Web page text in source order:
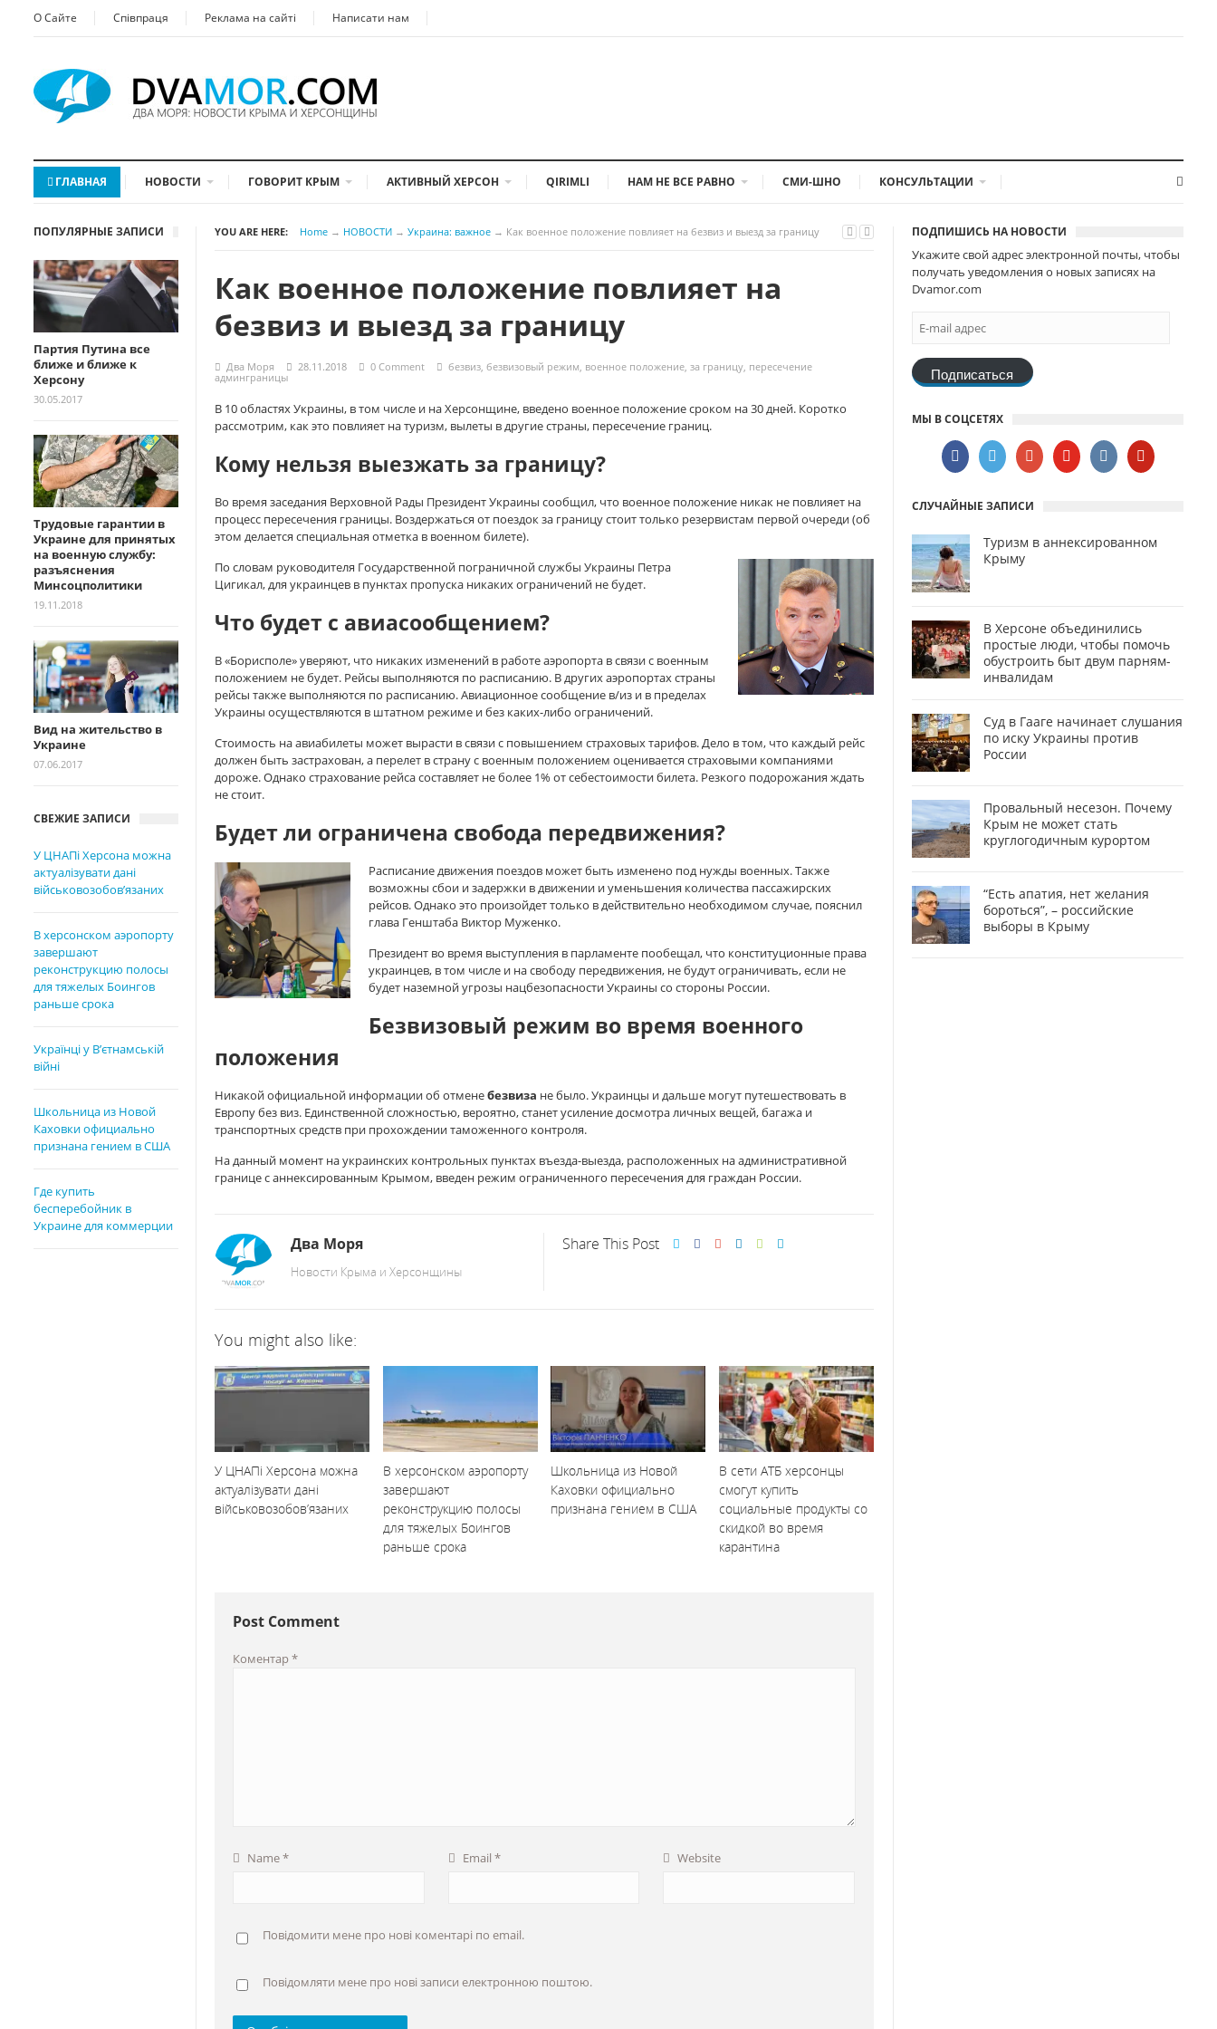
О Сайте Співпраця Реклама на сайті Написати нам
ГЛАВНАЯ НОВОСТИ ГОВОРИТ КРЫМ АКТИВНЫЙ ХЕРСОН QIRIMLI НАМ НЕ ВСЕ РАВНО СМИ-ШНО КОНСУЛЬТАЦИИ
YOU ARE HERE: Home → НОВОСТИ → Украина: важное → Как военное положение повлияет на безвиз и выезд за границу
Как военное положение повлияет на
безвиз и выезд за границу
Два Моря 28.11.2018 0 Comment безвиз, безвизовый режим, военное положение, за границу, пересечение
админграницы
В 10 областях Украины, в том числе и на Херсонщине, введено военное положение сроком на 30 дней. Коротко
рассмотрим, как это повлияет на туризм, вылеты в другие страны, пересечение границ.
Кому нельзя выезжать за границу?
Во время заседания Верховной Рады Президент Украины сообщил, что военное положение никак не повлияет на
процесс пересечения границы. Воздержаться от поездок за границу стоит только резервистам первой очереди (об
этом делается специальная отметка в военном билете).
По словам руководителя Государственной пограничной службы Украины Петра
Цигикал, для украинцев в ​​пунктах пропуска никаких ограничений не будет.
Что будет с авиасообщением?
В «Борисполе» уверяют, что никаких изменений в работе аэропорта в связи с военным
положением не будет. Рейсы выполняются по расписанию. В других аэропортах страны
рейсы также выполняются по расписанию. Авиационное сообщение в/из и в пределах
Украины осуществляются в штатном режиме и без каких-либо ограничений.
Стоимость на авиабилеты может вырасти в связи с повышением страховых тарифов. Дело в том, что каждый рейс
должен быть застрахован, а перелет в страну с военным положением оценивается страховыми компаниями
дороже. Однако страхование рейса составляет не более 1% от себестоимости билета. Резкого подорожания ждать
не стоит.
Будет ли ограничена свобода передвижения?
Расписание движения поездов может быть изменено под нужды военных. Также
возможны сбои и задержки в движении и уменьшения количества пассажирских
рейсов. Однако это произойдет только в действительно необходимом случае, пояснил
глава Генштаба Виктор Муженко.
Президент во время выступления в парламенте пообещал, что конституционные права
украинцев, в том числе и на свободу передвижения, не будут ограничивать, если не
будет наземной угрозы нацбезопасности Украины со стороны России.
Безвизовый режим во время военного
положения
Никакой официальной информации об отменебезвиза не было. Украинцы и дальше могут путешествовать в
Европу без виз. Единственной сложностью, вероятно, станет усиление досмотра личных вещей, багажа и
транспортных средств при прохождении таможенного контроля.
На данный момент на украинских контрольных пунктах въезда-выезда, расположенных на административной
границе с аннексированным Крымом, введен режим ограниченного пересечения для граждан России.
Два Моря
Новости Крыма и Херсонщины
Share This Post
You might also like:
У ЦНАПі Херсона можна
актуалізувати дані
військовозобов’язаних
В херсонском аэропорту
завершают
реконструкцию полосы
для тяжелых Боингов
раньше срока
Школьница из Новой
Каховки официально
признана гением в США
В сети АТБ херсонцы
смогут купить
социальные продукты со
скидкой во время
карантина
Post Comment
Коментар*
Name* Email * Website
Повідомити мене про нові коментарі по email.
Повідомляти мене про нові записи електронною поштою.
ПОПУЛЯРНЫЕ ЗАПИСИ
Партия Путина все
ближе и ближе к
Херсону
30.05.2017
Трудовые гарантии в
Украине для принятых
на военную службу:
разъяснения
Минсоцполитики
19.11.2018
Вид на жительство в
Украине
07.06.2017
СВЕЖИЕ ЗАПИСИ
У ЦНАПі Херсона можна
актуалізувати дані
військовозобов’язаних
В херсонском аэропорту
завершают
реконструкцию полосы
для тяжелых Боингов
раньше срока
Українці у В’єтнамській
війні
Школьница из Новой
Каховки официально
признана гением в США
Где купить
бесперебойник в
Украине для коммерции
ПОДПИШИСЬ НА НОВОСТИ
Укажите свой адрес электронной почты, чтобы
получать уведомления о новых записях на
Dvamor.com
Подписаться
МЫ В СОЦСЕТЯХ
СЛУЧАЙНЫЕ ЗАПИСИ
Туризм в аннексированном
Крыму
В Херсоне объединились
простые люди, чтобы помочь
обустроить быт двум парням-
инвалидам
Суд в Гааге начинает слушания
по иску Украины против
России
Провальный несезон. Почему
Крым не может стать
круглогодичным курортом
“Есть апатия, нет желания
бороться”, – российские
выборы в Крыму